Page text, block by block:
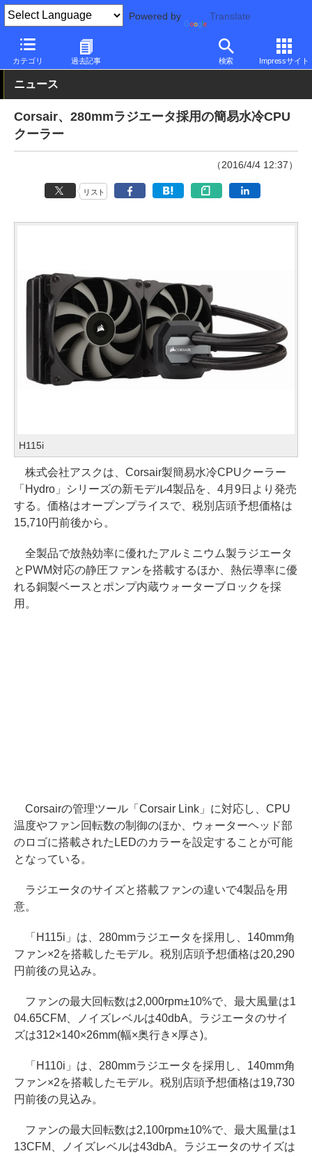
Powered by Translate
カテゴリ 過去記事 検索 Impressサイト
PC Watch 半導体/周辺機器 CPUクーラー
ニュース
Corsair、280mmラジエータ採用の簡易水冷CPU
クーラー
（2016/4/4 12:37）
リスト
H115i
株式会社アスクは、Corsair製簡易水冷CPUクーラー
「Hydro」シリーズの新モデル4製品を、4月9日より発売
する。価格はオープンプライスで、税別店頭予想価格は
15,710円前後から。
全製品で放熱効率に優れたアルミニウム製ラジエータ
とPWM対応の静圧ファンを搭載するほか、熱伝導率に優
れる銅製ベースとポンプ内蔵ウォーターブロックを採
用。
Corsairの管理ツール「Corsair Link」に対応し、CPU
温度やファン回転数の制御のほか、ウォーターヘッド部
のロゴに搭載されたLEDのカラーを設定することが可能
となっている。
ラジエータのサイズと搭載ファンの違いで4製品を用
意。
「H115i」は、280mmラジエータを採用し、140mm角
ファン×2を搭載したモデル。税別店頭予想価格は20,290
円前後の見込み。
ファンの最大回転数は2,000rpm±10%で、最大風量は1
04.65CFM、ノイズレベルは40dbA。ラジエータのサイ
ズは312×140×26mm(幅×奥行き×厚さ)。
「H110i」は、280mmラジエータを採用し、140mm角
ファン×2を搭載したモデル。税別店頭予想価格は19,730
円前後の見込み。
ファンの最大回転数は2,100rpm±10%で、最大風量は1
13CFM、ノイズレベルは43dbA。ラジエータのサイズは